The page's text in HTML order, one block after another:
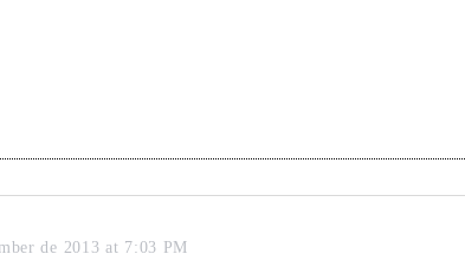
de 2013 at 7:03 PM